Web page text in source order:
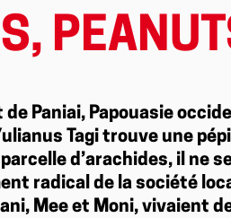
Paniai, Papouasie
Tagi trouve une
d’arachides, il ne
radical de la société
Mee et Moni, vivaient